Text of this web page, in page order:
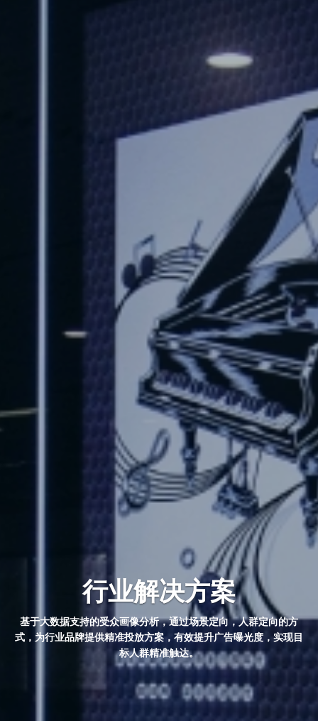
行业解决方案
基于大数据支持的受众画像分析，通过场景定向，人群定向的方
式，为行业品牌提供精准投放方案，有效提升广告曝光度，实现目
标人群精准触达。